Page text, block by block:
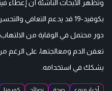
وتظهر الأبحاث الناشئة أن إعطاء
بكوفيد-19 قد يدعم التعافي
دور محتمل في الوقاية من الالتهاب
تعفن الدم ومعالجتها، على الرغم
يشكك في استخدامه.